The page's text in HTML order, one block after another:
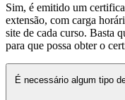
Sim, é emitido um
extensão, com carga
site de cada curso. Basta
para que possa obter o
É necessário algum tipo